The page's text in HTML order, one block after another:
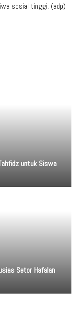
sosial tinggi. (adp)
untuk Siswa
Setor Hafalan